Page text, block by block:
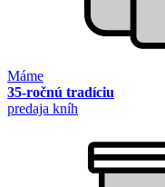
Máme
35-ročnú tradíciu
predaja kníh